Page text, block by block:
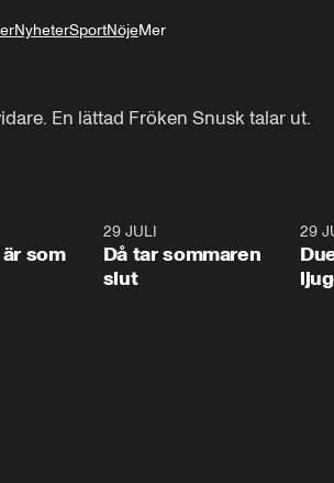
NyheterSportNöjeMer
En lättad Fröken Snusk talar ut.
är som
29 JULI
Då tar sommaren
slut
29